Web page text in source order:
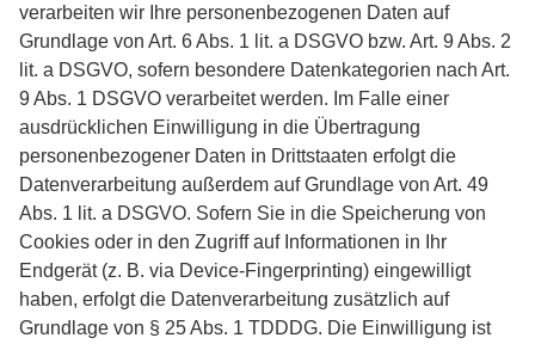
verarbeiten wir Ihre personenbezogenen Daten auf
Grundlage von Art. 6 Abs. 1 lit. a DSGVO bzw. Art. 9 Abs. 2
lit. a DSGVO, sofern besondere Datenkategorien nach Art.
9 Abs. 1 DSGVO verarbeitet werden. Im Falle einer
ausdrücklichen Einwilligung in die Übertragung
personenbezogener Daten in Drittstaaten erfolgt die
Datenverarbeitung außerdem auf Grundlage von Art. 49
Abs. 1 lit. a DSGVO. Sofern Sie in die Speicherung von
Cookies oder in den Zugriff auf Informationen in Ihr
Endgerät (z. B. via Device-Fingerprinting) eingewilligt
haben, erfolgt die Datenverarbeitung zusätzlich auf
Grundlage von § 25 Abs. 1 TDDDG. Die Einwilligung ist